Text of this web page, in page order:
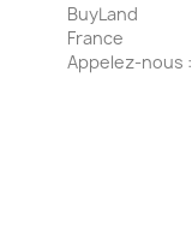
BuyLand
France
Appelez-nous :